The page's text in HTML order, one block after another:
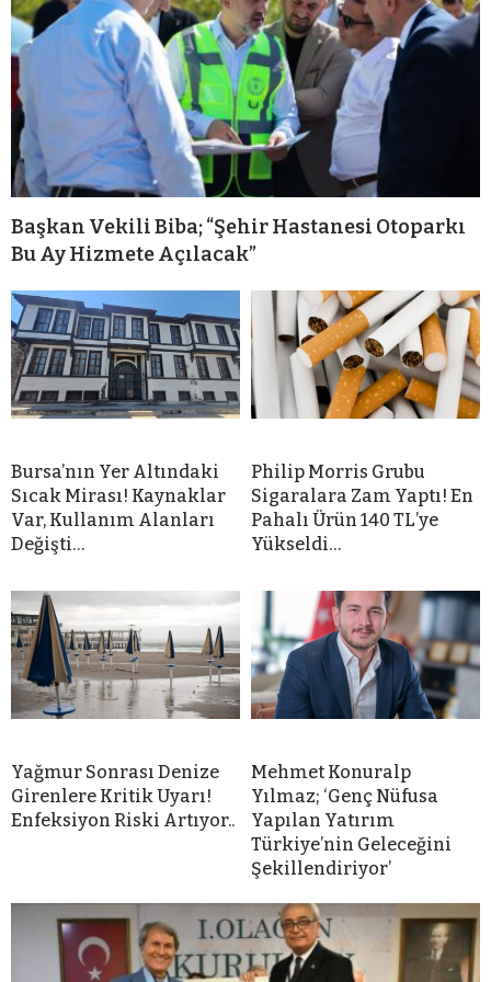
a
E
s
c
o
r
t
K
o
n
y
a
E
s
o
r
t
Başkan Vekili Biba; “Şehir Hastanesi Otoparkı
Bu Ay Hizmete Açılacak”
Bursa’nın Yer Altındaki
Sıcak Mirası! Kaynaklar
Var, Kullanım Alanları
Değişti…
Philip Morris Grubu
Sigaralara Zam Yaptı! En
Pahalı Ürün 140 TL’ye
Yükseldi…
Yağmur Sonrası Denize
Girenlere Kritik Uyarı!
Enfeksiyon Riski Artıyor..
Mehmet Konuralp
Yılmaz; ‘Genç Nüfusa
Yapılan Yatırım
Türkiye’nin Geleceğini
Şekillendiriyor’